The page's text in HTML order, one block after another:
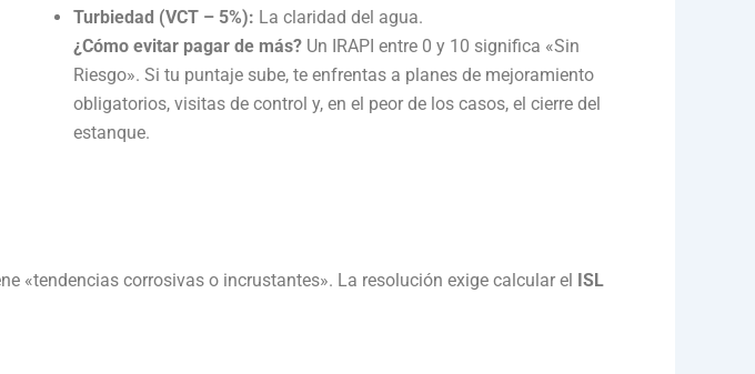
Turbiedad (VCT – 5%): La claridad del agua.
¿Cómo evitar pagar de más? Un IRAPI entre 0 y 10 significa «Sin
Riesgo». Si tu puntaje sube, te enfrentas a planes de mejoramiento
obligatorios, visitas de control y, en el peor de los casos, el cierre del
estanque.
«tendencias corrosivas o incrustantes». La resolución exige calcular el ISL